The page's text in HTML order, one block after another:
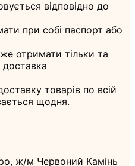
відповідно до
при собі паспорт або
отримати тільки та
товарів по всій
щодня.
ж/м Червоний Камінь